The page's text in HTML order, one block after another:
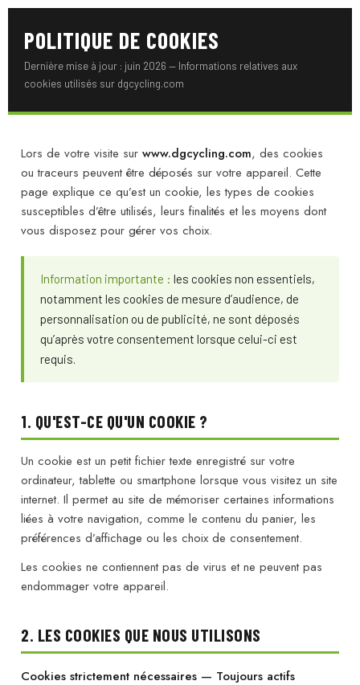
POLITIQUE DE COOKIES
Dernière mise à jour : juin 2026 — Informations relatives aux
cookies utilisés sur dgcycling.com
Lors de votre visite sur www.dgcycling.com, des cookies
ou traceurs peuvent être déposés sur votre appareil. Cette
page explique ce qu’est un cookie, les types de cookies
susceptibles d’être utilisés, leurs finalités et les moyens dont
vous disposez pour gérer vos choix.
Information importante : les cookies non essentiels,
notamment les cookies de mesure d’audience, de
personnalisation ou de publicité, ne sont déposés
qu’après votre consentement lorsque celui-ci est
requis.
1. QU'EST-CE QU'UN COOKIE ?
Un cookie est un petit fichier texte enregistré sur votre
ordinateur, tablette ou smartphone lorsque vous visitez un site
internet. Il permet au site de mémoriser certaines informations
liées à votre navigation, comme le contenu du panier, les
préférences d’affichage ou les choix de consentement.
Les cookies ne contiennent pas de virus et ne peuvent pas
endommager votre appareil.
2. LES COOKIES QUE NOUS UTILISONS
Cookies strictement nécessaires — Toujours actifs